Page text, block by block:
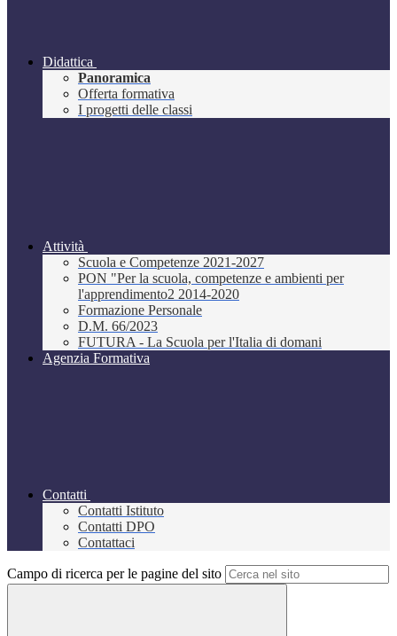
Didattica
Panoramica
Offerta formativa
I progetti delle classi
Attività
Scuola e Competenze 2021-2027
PON "Per la scuola, competenze e ambienti per
l'apprendimento2 2014-2020
Formazione Personale
D.M. 66/2023
FUTURA - La Scuola per l'Italia di domani
Agenzia Formativa
Contatti
Contatti Istituto
Contatti DPO
Contattaci
Campo di ricerca per le pagine del sito